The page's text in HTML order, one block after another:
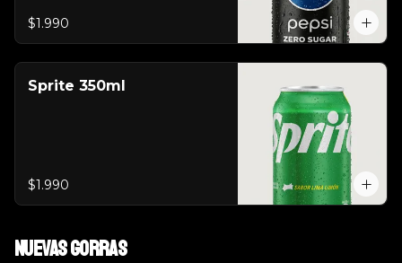
$1.990
Sprite 350ml
$1.990
Nuevas Gorras